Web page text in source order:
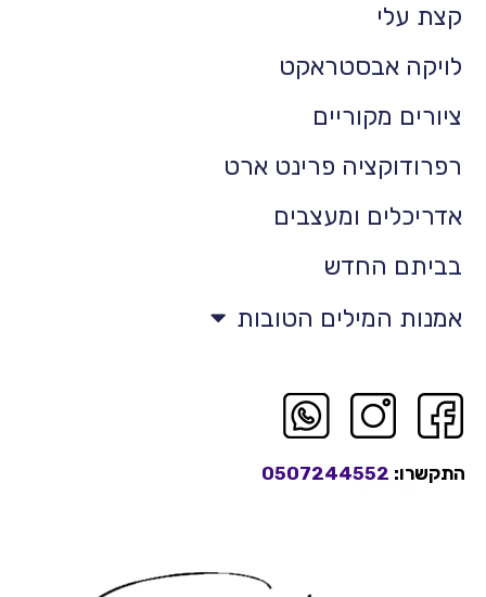
קצת עלי
לויקה אבסטראקט
ציורים מקוריים
רפרודוקציה פרינט ארט
אדריכלים ומעצבים
בביתם החדש
אמנות המילים הטובות
התקשרו: 0507244552